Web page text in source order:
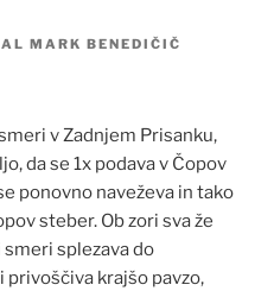
MARK BENEDIČIČ
v Zadnjem Prisanku,
da se 1x podava v Čopov
ponovno naveževa in tako
steber. Ob zori sva že
splezava do
privoščiva krajšo pavzo,